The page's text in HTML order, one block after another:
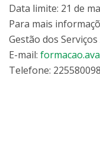
Data limite: 21 de
Para mais
Gestão dos
E-mail:
Telefone: 225580098